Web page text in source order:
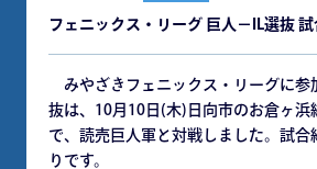
フェニックス・リーグ 巨人－IL選抜
みやざきフェニックス・リーグに参
抜は、10月10日(木)日向市のお倉ヶ浜
で、読売巨人軍と対戦しました。試合
りです。